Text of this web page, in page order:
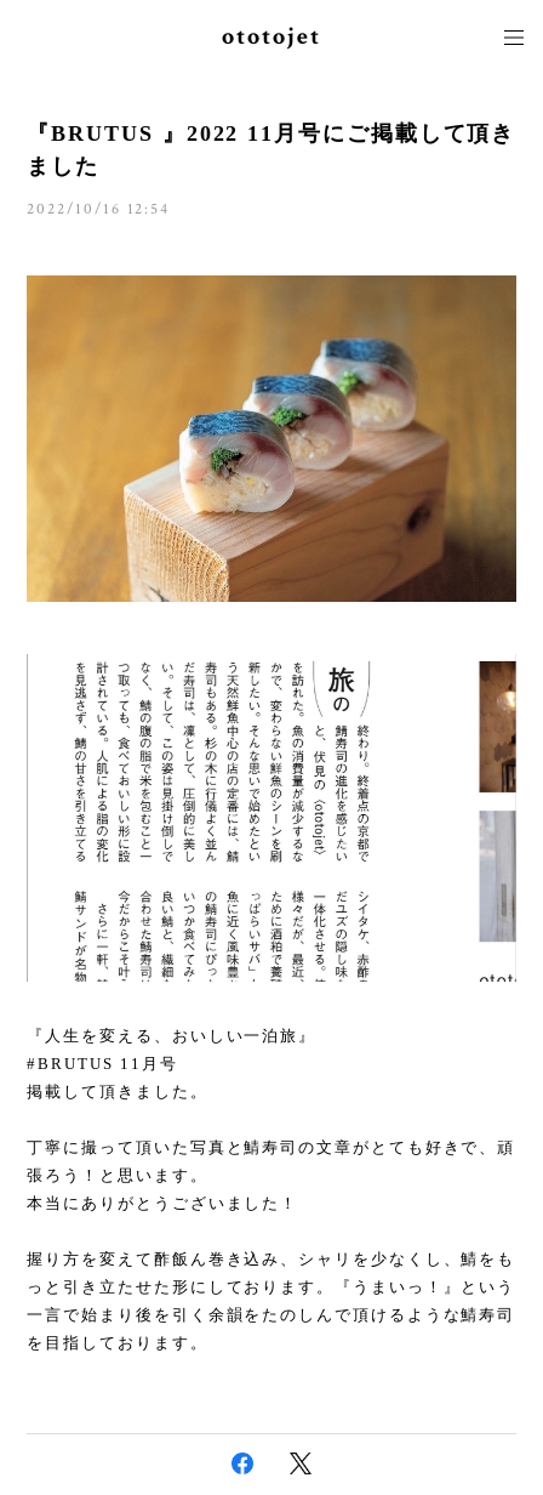
ototojet
『BRUTUS 』2022 11月号にご掲載して頂き
ました
2022/10/16 12:54
『人生を変える、おいしい一泊旅』
#BRUTUS 11月号
掲載して頂きました。
丁寧に撮って頂いた写真と鯖寿司の文章がとても好きで、頑
張ろう！と思います。
本当にありがとうございました！
握り方を変えて酢飯ん巻き込み、シャリを少なくし、鯖をも
っと引き立たせた形にしております。『うまいっ！』という
一言で始まり後を引く余韻をたのしんで頂けるような鯖寿司
を目指しております。